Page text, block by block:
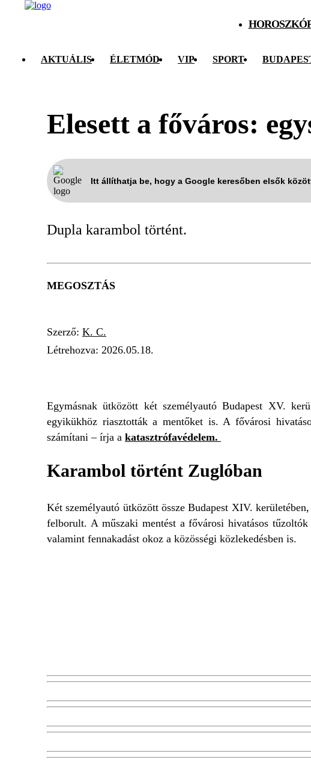
AKTUÁLIS ÉLETMÓD VIP SPORT
Elesett a főváros:
Itt állíthatja be, hogy a Google keresőben elsők
Dupla karambol történt.
MEGOSZTÁS
Szerző: K. C.
Létrehozva: 2026.05.18.
Egymásnak ütközött két személyautó Budapest XV.
egyikükhöz riasztották a mentőket is. A fővárosi
számítani – írja a katasztrófavédelem.
Karambol történt Zuglóban
Két személyautó ütközött össze Budapest XIV.
felborult. A műszaki mentést a fővárosi hivatásos
valamint fennakadást okoz a közösségi közlekedésben is.